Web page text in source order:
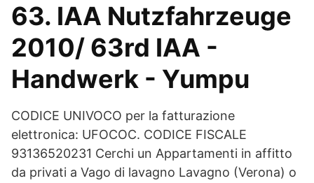
63. IAA Nutzfahrzeuge
2010/ 63rd IAA -
Handwerk - Yumpu
CODICE UNIVOCO per la fatturazione
elettronica: UFOCOC. CODICE FISCALE
93136520231 Cerchi un Appartamenti in affitto
da privati a Vago di lavagno Lavagno (Verona) o